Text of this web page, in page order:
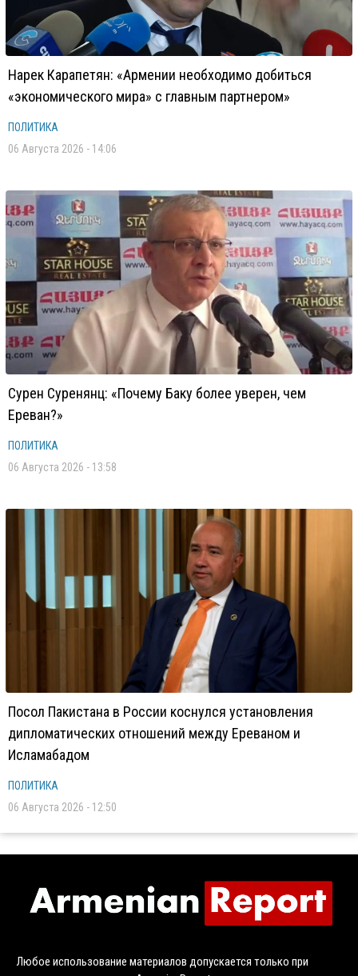
Нарек Карапетян: «Армении необходимо добиться
«экономического мира» с главным партнером»
ПОЛИТИКА
06 Августа 2026 - 14:06
Сурен Суренянц: «Почему Баку более уверен, чем
Ереван?»
ПОЛИТИКА
06 Августа 2026 - 13:58
Посол Пакистана в России коснулся установления
дипломатических отношений между Ереваном и
Исламабадом
ПОЛИТИКА
06 Августа 2026 - 12:50
Любое использование материалов допускается только при